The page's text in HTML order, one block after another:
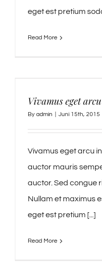
eget est pretium
Read More
Vivamus eget
By admin Juni 15th, 2015
Vivamus eget arcu
auctor mauris
auctor. Sed congue
Nullam et maximus
eget est pretium [...]
Read More